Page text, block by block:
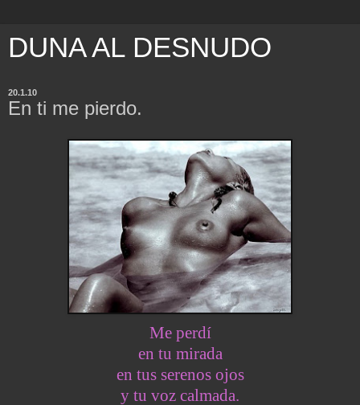
DUNA AL DESNUDO
20.1.10
En ti me pierdo.
Me perdí
en tu mirada
en tus serenos ojos
y tu voz calmada.